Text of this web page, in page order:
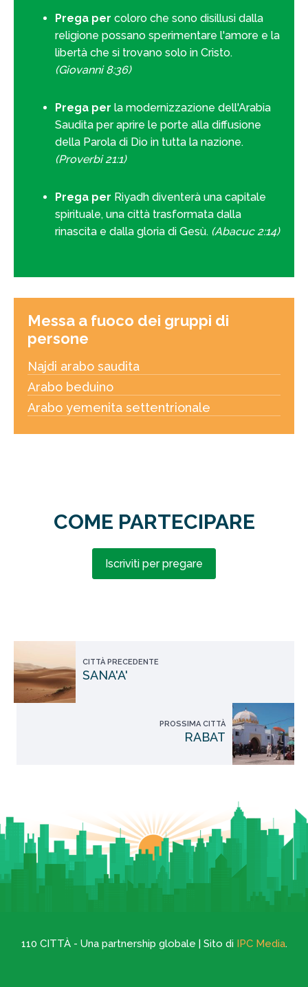
Prega per coloro che sono disillusi dalla
religione possano sperimentare l'amore e la
libertà che si trovano solo in Cristo.
(Giovanni 8:36)
Prega per la modernizzazione dell'Arabia
Saudita per aprire le porte alla diffusione
della Parola di Dio in tutta la nazione.
(Proverbi 21:1)
Prega per Riyadh diventerà una capitale
spirituale, una città trasformata dalla
rinascita e dalla gloria di Gesù. (Abacuc 2:14)
Messa a fuoco dei gruppi di
persone
Najdi arabo saudita
Arabo beduino
Arabo yemenita settentrionale
COME PARTECIPARE
Iscriviti per pregare
CITTÀ PRECEDENTE
SANA'A'
PROSSIMA CITTÀ
RABAT
110 CITTÀ - Una partnership globale | Sito di IPC Media.